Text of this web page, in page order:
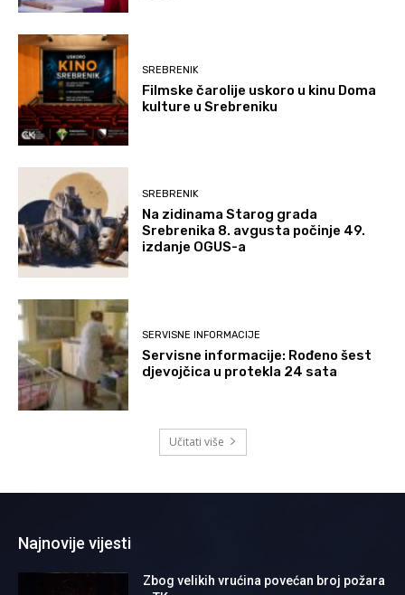
SREBRENIK
Filmske čarolije uskoro u kinu Doma
kulture u Srebreniku
SREBRENIK
Na zidinama Starog grada
Srebrenika 8. avgusta počinje 49.
izdanje OGUS-a
SERVISNE INFORMACIJE
Servisne informacije: Rođeno šest
djevojčica u protekla 24 sata
Učitati više
Najnovije vijesti
Zbog velikih vrućina povećan broj požara